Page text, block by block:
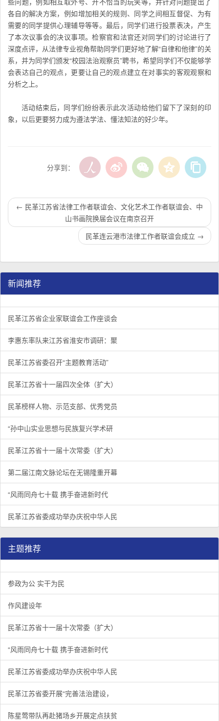
各自的解决方案，例如增加相关的规则、同学之间相互督促、为有
需要的同学提供心理辅导等等。最后，同学们进行投票表决，产生
了本次议事会的决议事项。检察官和法官还对同学们的讨论进行了
深度点评，从法律专业视角帮助同学们更好地了解“自律和他律”的关
系，并为同学们颁发“校园法治观察员”聘书，希望同学们不仅能够学
会表达自己的观点，更要让自己的观点建立在对事实的客观观察和
分析之上。
活动结束后，同学们纷纷表示此次活动给他们留下了深刻的印
象，以后更要努力成为遵法学法、懂法知法的好少年。
分享到：
← 民革江苏省法律工作者联谊会、文化艺术工作者联谊会、中
山书画院换届会议在南京召开
民革连云港市法律工作者联谊会成立 →
新闻推荐
民革江苏省企业家联谊会工作座谈会在宁召开
1/3 李惠东率队来江苏省淮安市调研：聚焦民革党员之家建设管
2/3 民革江苏省委召开“主题教育活动” 领导班子民主生活会
3/3
民革江苏省企业家联谊会工作座谈会
李惠东率队来江苏省淮安市调研：聚
民革江苏省委召开“主题教育活动”
民革江苏省十一届四次全体（扩大）
民革榜样人物、示范支部、优秀党员
“孙中山实业思想与民族复兴学术研
民革江苏省十一届十次常委（扩大）
第二届江南文脉论坛在无锡隆重开幕
“风雨同舟七十载 携手奋进新时代
民革江苏省委成功举办庆祝中华人民
主题推荐
参政为公 实干为民
作风建设年
民革江苏省十一届十次常委（扩大）
“风雨同舟七十载 携手奋进新时代
民革江苏省委成功举办庆祝中华人民
民革江苏省委开展“完善法治建设，
陈星莺带队再赴猪场乡开展定点扶贫